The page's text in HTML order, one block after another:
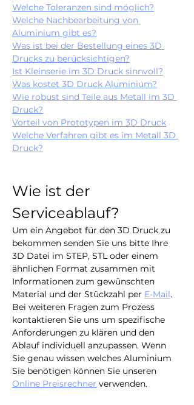
Welche Toleranzen sind möglich?
Welche Nachbearbeitung von
Aluminium gibt es?
Was ist bei der Bestellung eines 3D
Drucks zu berücksichtigen?
Ist Kleinserie im 3D Druck sinnvoll?
Was kostet 3D Druck Aluminium?
Wie robust sind Teile aus Metall im 3D
Druck?
Vorteil von Prototypen im 3D Druck
Welche Verfahren gibt es im Metall 3D
Druck?
Wie ist der
Serviceablauf?
Um ein Angebot für den 3D Druck zu
bekommen senden Sie uns bitte Ihre
3D Datei im STEP, STL oder einem
ähnlichen Format zusammen mit
Informationen zum gewünschten
Material und der Stückzahl per E-Mail.
Bei weiteren Fragen zum Prozess
kontaktieren Sie uns um spezifische
Anforderungen zu klären und den
Ablauf individuell anzupassen. Wenn
Sie genau wissen welches Aluminium
Sie benötigen können Sie unseren
Online Preisrechner verwenden.